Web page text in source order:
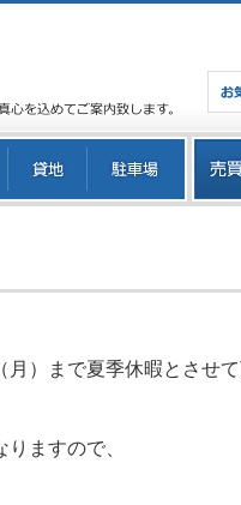
）まで夏季休暇とさせて
ますので、